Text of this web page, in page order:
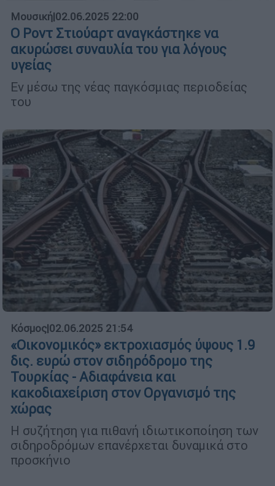
Μουσική|02.06.2025 22:00
Ο Ροντ Στιούαρτ αναγκάστηκε να
ακυρώσει συναυλία του για λόγους
υγείας
Εν μέσω της νέας παγκόσμιας περιοδείας
του
Κόσμος|02.06.2025 21:54
«Οικονομικός» εκτροχιασμός ύψους 1.9
δις. ευρώ στον σιδηρόδρομο της
Τουρκίας - Αδιαφάνεια και
κακοδιαχείριση στον Οργανισμό της
χώρας
Η συζήτηση για πιθανή ιδιωτικοποίηση των
σιδηροδρόμων επανέρχεται δυναμικά στο
προσκήνιο